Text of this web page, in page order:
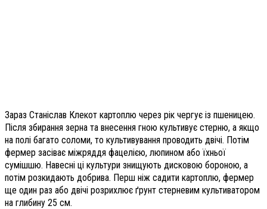
Зараз Станіслав Клекот картоплю через рік чергує із пшеницею.
Після збирання зерна та внесення гною культивує стерню, а якщо
на полі багато соломи, то культивування проводить двічі. Потім
фермер засіває міжряддя фацелією, люпином або їхньої
сумішшю. Навесні ці культури знищують дисковою бороною, а
потім розкидають добрива. Перш ніж садити картоплю, фермер
ще один раз або двічі розрихлює ґрунт стерневим культиватором
на глибину 25 см.